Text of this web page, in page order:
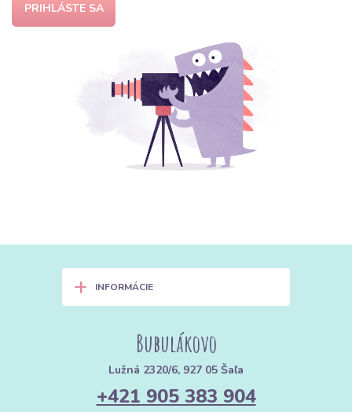
PRIHLÁSTE SA
+ INFORMÁCIE
Bubulákovo
Lužná 2320/6, 927 05 Šaľa
+421 905 383 904